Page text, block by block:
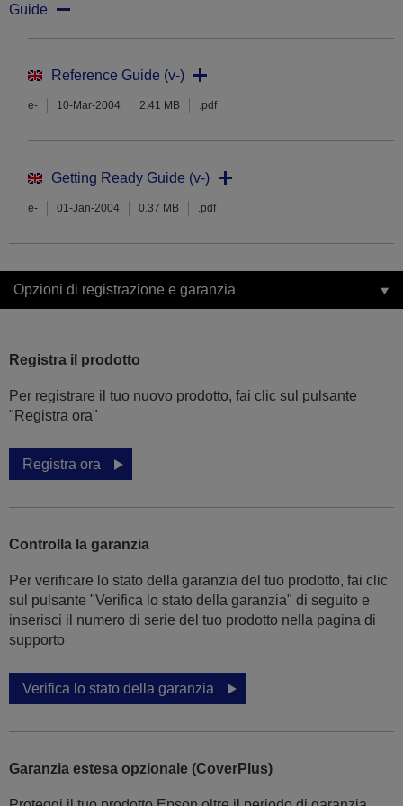
Guide
Reference Guide (v-)
e- 10-Mar-2004 2.41 MB .pdf
Getting Ready Guide (v-)
e- 01-Jan-2004 0.37 MB .pdf
Opzioni di registrazione e garanzia
Registra il prodotto
Per registrare il tuo nuovo prodotto, fai clic sul pulsante
"Registra ora"
Registra ora
Controlla la garanzia
Per verificare lo stato della garanzia del tuo prodotto, fai clic
sul pulsante "Verifica lo stato della garanzia" di seguito e
inserisci il numero di serie del tuo prodotto nella pagina di
supporto
Verifica lo stato della garanzia
Garanzia estesa opzionale (CoverPlus)